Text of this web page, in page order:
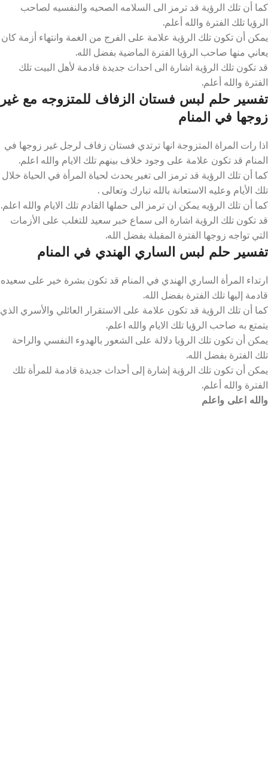
كما أن تلك الرؤية قد ترمز الى السلامه الصحيه والنفسيه لصاحب
الرؤيا تلك الفترة والله أعلم.
يمكن أن تكون تلك الرؤية علامة على الفرج من الغمة وانتهاء أزمة كان
يعاني منها صاحب الرؤيا الفترة الماضية بفضل الله.
قد تكون تلك الرؤية اشارة الى احداث جديدة قادمة لأهل البيت تلك
الفترة والله أعلم.
تفسير حلم لبس فستان الزفاف للمتزوجه مع غير
زوجها في المنام
اذا رات المراة المتزوجة انها ترتدي فستان زفاف لرجل غير زوجها في
المنام قد تكون علامة على وجود خلاف بينهم تلك الايام والله اعلم.
كما أن تلك الرؤية قد ترمز الى تغير يحدث لحياة المرأة في الحياة خلال
تلك الأيام وعليه الاستعانة بالله تبارك وتعالى .
كما أن تلك الرؤيه يمكن ان ترمز الى حملها القادم تلك الايام والله اعلم.
قد تكون تلك الرؤية اشارة الى سماع خبر سعيد للتغلب على الأزمات
التي تواجه زوجها الفترة المقبلة بفضل الله.
تفسير حلم لبس الساري الهندي في المنام
ارتداء المرأة الساري الهندي في المنام قد تكون بشرة خير على سعيده
قادمة إليها تلك الفترة بفضل الله.
كما أن تلك الرؤية قد تكون علامة على الاستقرار العائلي والأسري الذي
يتمتع به صاحب الرؤيا تلك الايام والله اعلم.
يمكن أن تكون تلك الرؤيا دلالة على الشعور بالهدوء النفسي والراحة
تلك الفترة بفضل الله.
يمكن أن تكون تلك الرؤية إشارة إلى أحداث جديدة قادمة للمرأة تلك
الفترة والله أعلم.
والله اعلى واعلم